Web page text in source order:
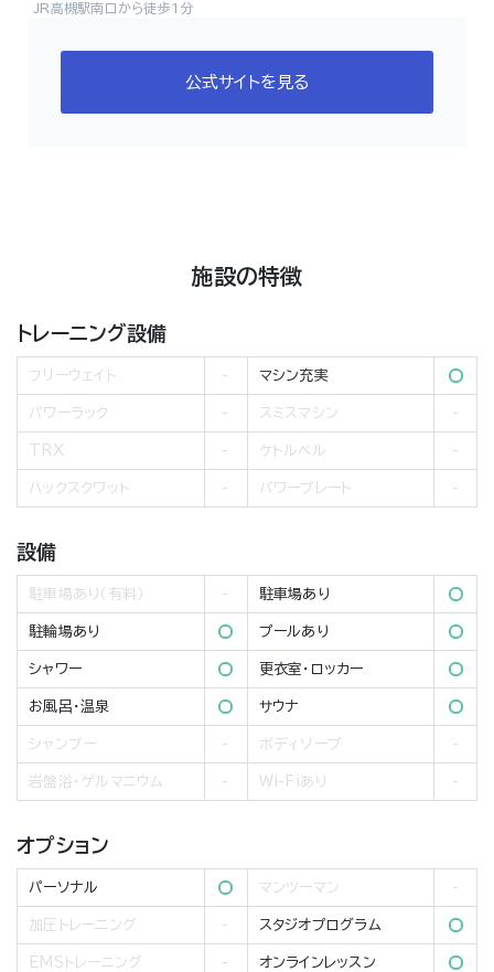
JR高槻駅南口から徒歩1分
公式サイトを見る
施設の特徴
トレーニング設備
フリーウェイト マシン充実
パワーラック スミスマシン
TRX ケトルベル
ハックスクワット パワープレート
設備
駐車場あり（有料） 駐車場あり
駐輪場あり プールあり
シャワー 更衣室・ロッカー
お風呂・温泉 サウナ
シャンプー ボディソープ
岩盤浴・ゲルマニウム Wi-Fiあり
オプション
パーソナル マンツーマン
加圧トレーニング スタジオプログラム
EMSトレーニング オンラインレッスン